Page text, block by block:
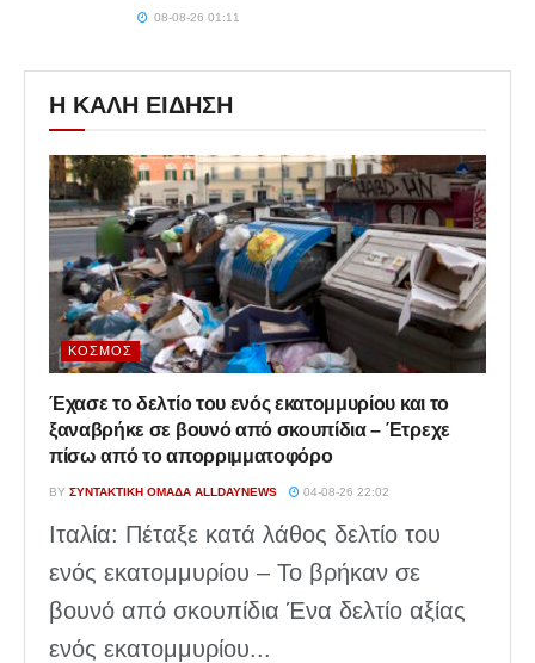
08-08-26 01:11
Η ΚΑΛΗ ΕΙΔΗΣΗ
ΚΌΣΜΟΣ
Έχασε το δελτίο του ενός εκατομμυρίου και το
ξαναβρήκε σε βουνό από σκουπίδια – Έτρεχε
πίσω από το απορριμματοφόρο
BY ΣΥΝΤΑΚΤΙΚΉ ΟΜΆΔΑ ALLDAYNEWS 04-08-26 22:02
Ιταλία: Πέταξε κατά λάθος δελτίο του
ενός εκατομμυρίου – Το βρήκαν σε
βουνό από σκουπίδια Ένα δελτίο αξίας
ενός εκατομμυρίου...